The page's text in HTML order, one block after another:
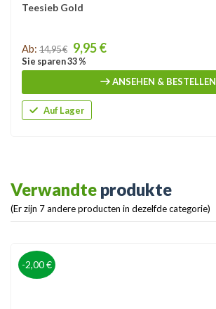
Teesieb Gold
Price
Ab: 14,95 € 9,95 €
Sie sparen 33 %
ANSEHEN & BESTELLEN
Auf Lager
Verwandte produkte
(Er zijn 7 andere producten in dezelfde categorie)
-2,00 €